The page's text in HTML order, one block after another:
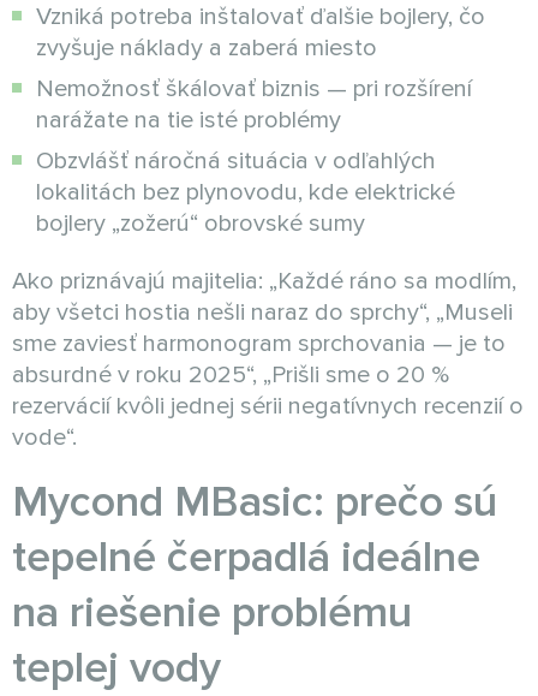
Vzniká potreba inštalovať ďalšie bojlery, čo
zvyšuje náklady a zaberá miesto
Nemožnosť škálovať biznis — pri rozšírení
narážate na tie isté problémy
Obzvlášť náročná situácia v odľahlých
lokalitách bez plynovodu, kde elektrické
bojlery „zožerú“ obrovské sumy
Ako priznávajú majitelia: „Každé ráno sa modlím,
aby všetci hostia nešli naraz do sprchy“, „Museli
sme zaviesť harmonogram sprchovania — je to
absurdné v roku 2025“, „Prišli sme o 20 %
rezervácií kvôli jednej sérii negatívnych recenzií o
vode“.
Mycond MBasic: prečo sú
tepelné čerpadlá ideálne
na riešenie problému
teplej vody